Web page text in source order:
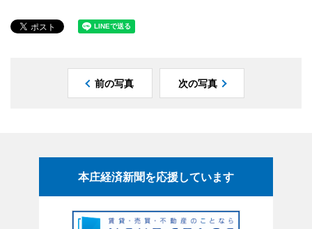
前の写真 次の写真
本庄経済新聞を応援しています